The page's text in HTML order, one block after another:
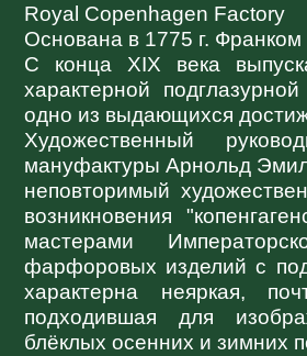
Royal Copenhagen Factory
Основана в 1775 г.
С конца XIX века
характерной
одно из выдающихся
Художественный
мануфактуры Арнольд
неповторимый
возникновения
мастерами
фарфоровых изделий с
характерна неяркая,
подходившая для
блёклых осенних и зимних